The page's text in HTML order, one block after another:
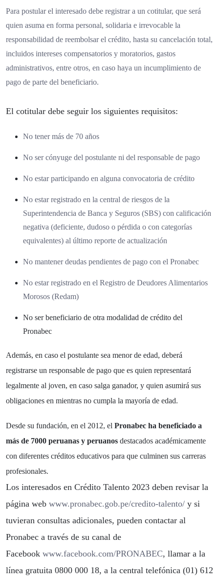
Para postular el interesado debe registrar a un cotitular, que será
quien asuma en forma personal, solidaria e irrevocable la
responsabilidad de reembolsar el crédito, hasta su cancelación total,
incluidos intereses compensatorios y moratorios, gastos
administrativos, entre otros, en caso haya un incumplimiento de
pago de parte del beneficiario.
El cotitular debe seguir los siguientes requisitos:
No tener más de 70 años
No ser cónyuge del postulante ni del responsable de pago
No estar participando en alguna convocatoria de crédito
No estar registrado en la central de riesgos de la
Superintendencia de Banca y Seguros (SBS) con calificación
negativa (deficiente, dudoso o pérdida o con categorías
equivalentes) al último reporte de actualización
No mantener deudas pendientes de pago con el Pronabec
No estar registrado en el Registro de Deudores Alimentarios
Morosos (Redam)
No ser beneficiario de otra modalidad de crédito del
Pronabec
Además, en caso el postulante sea menor de edad, deberá
registrarse un responsable de pago que es quien representará
legalmente al joven, en caso salga ganador, y quien asumirá sus
obligaciones en mientras no cumpla la mayoría de edad.
Desde su fundación, en el 2012, el Pronabec ha beneficiado a
más de 7000 peruanas y peruanos destacados académicamente
con diferentes créditos educativos para que culminen sus carreras
profesionales.
Los interesados en Crédito Talento 2023 deben revisar la
página web www.pronabec.gob.pe/credito-talento/ y si
tuvieran consultas adicionales, pueden contactar al
Pronabec a través de su canal de
Facebook www.facebook.com/PRONABEC, llamar a la
línea gratuita 0800 000 18, a la central telefónica (01) 612